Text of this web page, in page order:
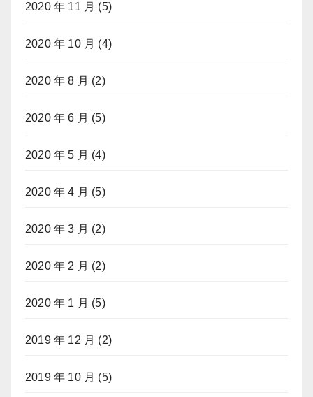
2020 年 11 月 (5)
2020 年 10 月 (4)
2020 年 8 月 (2)
2020 年 6 月 (5)
2020 年 5 月 (4)
2020 年 4 月 (5)
2020 年 3 月 (2)
2020 年 2 月 (2)
2020 年 1 月 (5)
2019 年 12 月 (2)
2019 年 10 月 (5)